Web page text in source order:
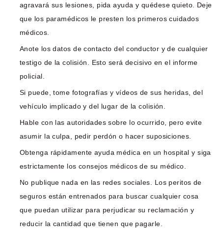
agravará sus lesiones, pida ayuda y quédese quieto. Deje
que los paramédicos le presten los primeros cuidados
médicos.
Anote los datos de contacto del conductor y de cualquier
testigo de la colisión. Esto será decisivo en el informe
policial.
Si puede, tome fotografías y vídeos de sus heridas, del
vehículo implicado y del lugar de la colisión.
Hable con las autoridades sobre lo ocurrido, pero evite
asumir la culpa, pedir perdón o hacer suposiciones.
Obtenga rápidamente ayuda médica en un hospital y siga
estrictamente los consejos médicos de su médico.
No publique nada en las redes sociales. Los peritos de
seguros están entrenados para buscar cualquier cosa
que puedan utilizar para perjudicar su reclamación y
reducir la cantidad que tienen que pagarle.